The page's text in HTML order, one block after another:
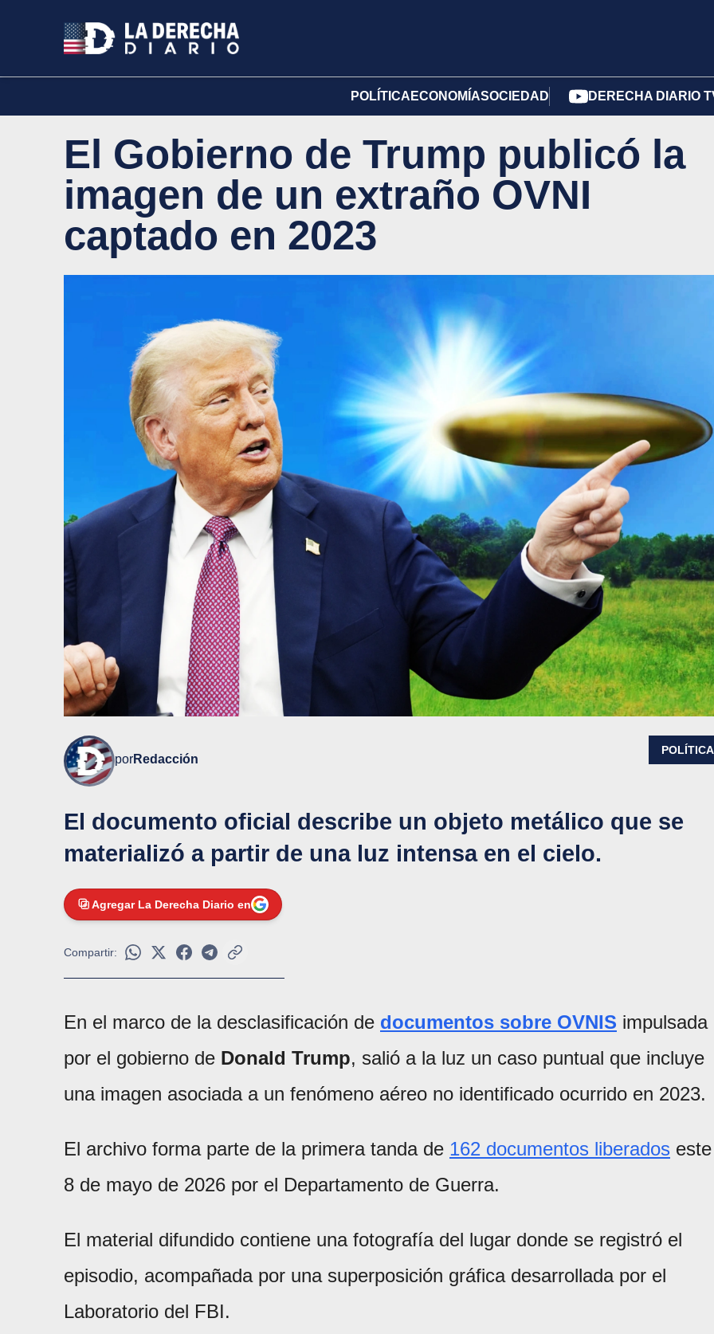
POLÍTICA ECONOMÍASOCIEDAD DERECHA DIARIO
El Gobierno de Trump publicó la
imagen de un extraño OVNI
captado en 2023
porRedacción
POLÍTICA
El documento oficial describe un objeto metálico que se
materializó a partir de una luz intensa en el cielo.
Agregar La Derecha Diario en
Compartir:
En el marco de la desclasificación de documentos sobre OVNIS impulsada
por el gobierno de Donald Trump, salió a la luz un caso puntual que incluye
una imagen asociada a un fenómeno aéreo no identificado ocurrido en 2023.
El archivo forma parte de la primera tanda de 162 documentos liberados este
8 de mayo de 2026 por el Departamento de Guerra.
El material difundido contiene una fotografía del lugar donde se registró el
episodio, acompañada por una superposición gráfica desarrollada por el
Laboratorio del FBI.